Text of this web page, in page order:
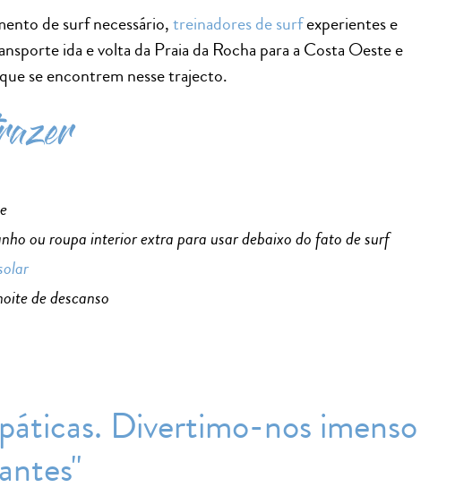
de surf necessário,treinadores de surfexperientes e
ida e volta da Praia da Rocha para a Costa Oeste e
se encontrem nesse trajecto.
ou roupa interior extra para usar debaixo do fato de surf
de descanso
Divertimo-nos imenso